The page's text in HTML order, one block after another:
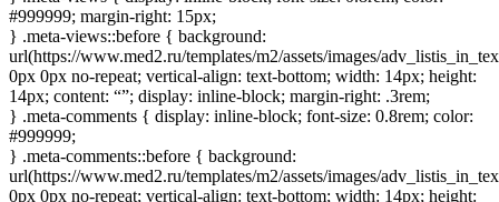
#999999; margin-right: 15px;
} .meta-views::before { background:
url(https://www.med2.ru/templates/m2/assets/images/
0px 0px no-repeat; vertical-align: text-bottom; width: 14px; height:
14px; content: “”; display: inline-block; margin-right: .3rem;
} .meta-comments { display: inline-block; font-size: 0.8rem; color:
#999999;
} .meta-comments::before { background:
url(https://www.med2.ru/templates/m2/assets/images/
0px 0px no-repeat; vertical-align: text-bottom; width: 14px; height: